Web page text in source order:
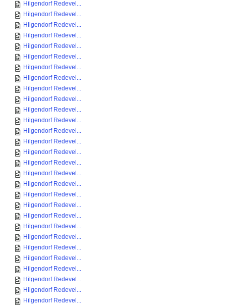
Hilgendorf Redevel...
Hilgendorf Redevel...
Hilgendorf Redevel...
Hilgendorf Redevel...
Hilgendorf Redevel...
Hilgendorf Redevel...
Hilgendorf Redevel...
Hilgendorf Redevel...
Hilgendorf Redevel...
Hilgendorf Redevel...
Hilgendorf Redevel...
Hilgendorf Redevel...
Hilgendorf Redevel...
Hilgendorf Redevel...
Hilgendorf Redevel...
Hilgendorf Redevel...
Hilgendorf Redevel...
Hilgendorf Redevel...
Hilgendorf Redevel...
Hilgendorf Redevel...
Hilgendorf Redevel...
Hilgendorf Redevel...
Hilgendorf Redevel...
Hilgendorf Redevel...
Hilgendorf Redevel...
Hilgendorf Redevel...
Hilgendorf Redevel...
Hilgendorf Redevel...
Hilgendorf Redevel...